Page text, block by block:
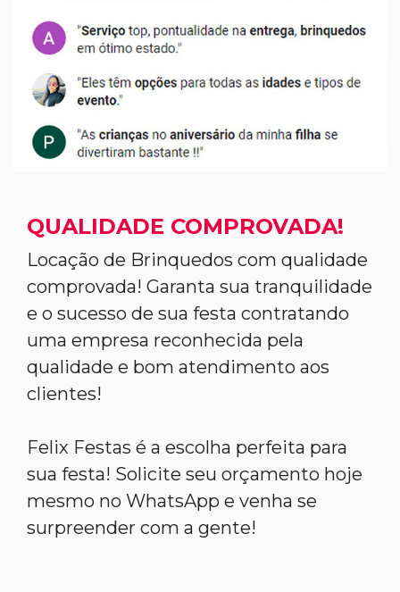
QUALIDADE COMPROVADA!
Locação de Brinquedos com qualidade
comprovada! Garanta sua tranquilidade
e o sucesso de sua festa contratando
uma empresa reconhecida pela
qualidade e bom atendimento aos
clientes!
Felix Festas é a escolha perfeita para
sua festa! Solicite seu orçamento hoje
mesmo no WhatsApp e venha se
surpreender com a gente!